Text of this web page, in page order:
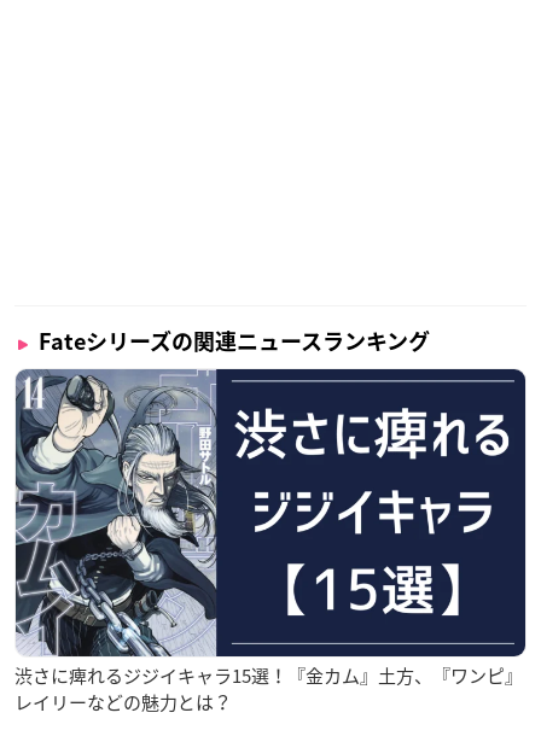
Fateシリーズの関連ニュースランキング
渋さに痺れるジジイキャラ15選！『金カム』土方、『ワンピ』
レイリーなどの魅力とは？